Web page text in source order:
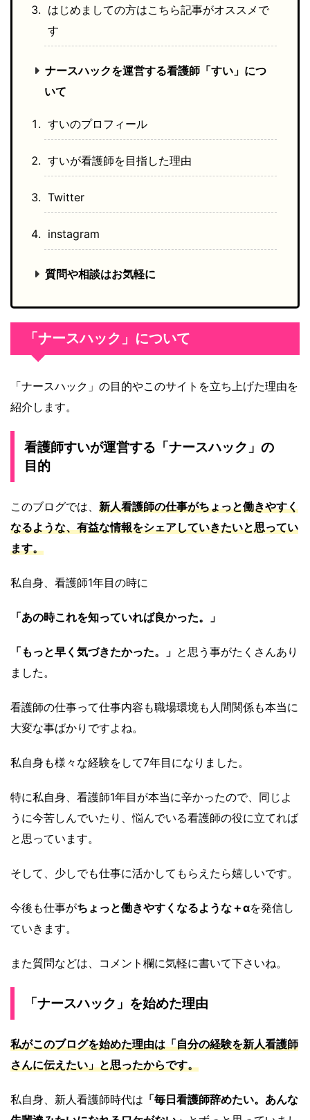
はじめましての方はこちら記事がオススメで
す
ナースハックを運営する看護師「すい」につ
いて
すいのプロフィール
すいが看護師を目指した理由
Twitter
instagram
質問や相談はお気軽に
「ナースハック」について
「ナースハック」の目的やこのサイトを立ち上げた理由を
紹介します。
看護師すいが運営する「ナースハック」の
目的
このブログでは、 新人看護師の仕事がちょっと働きやすく
なるような、有益な情報をシェアしていきたいと思ってい
ます。
私自身、看護師1年目の時に
「あの時これを知っていれば良かった。」
「もっと早く気づきたかった。」 と思う事がたくさんあり
ました。
看護師の仕事って仕事内容も職場環境も人間関係も本当に
大変な事ばかりですよね。
私自身も様々な経験をして7年目になりました。
特に私自身、看護師1年目が本当に辛かったので、同じよ
うに今苦しんでいたり、悩んでいる看護師の役に立てれば
と思っています。
そして、少しでも仕事に活かしてもらえたら嬉しいです。
今後も仕事がちょっと働きやすくなるような＋αを発信し
ていきます。
また質問などは、コメント欄に気軽に書いて下さいね。
「ナースハック」を始めた理由
私がこのブログを始めた理由は「自分の経験を新人看護師
さんに伝えたい」と思ったからです。
私自身、新人看護師時代は 「毎日看護師辞めたい。あんな